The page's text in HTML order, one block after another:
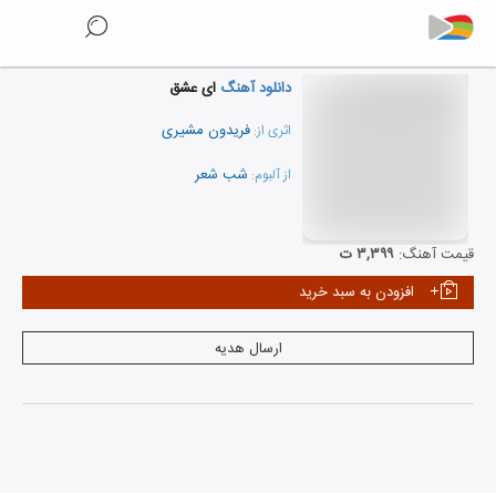
دانلود آهنگ ای عشق
اثری از: فریدون مشیری
از آلبوم: شب شعر
قیمت آهنگ: ۳,۳۹۹ ت
افزودن به سبد خرید
ارسال هدیه